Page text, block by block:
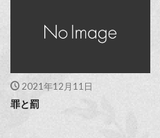
2021年12月11日
罪と罰